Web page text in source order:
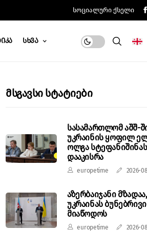
Სოციალური Ქსელი
Სხვა
Მსგავსი Სტატიები
სასამართლომ აშშ-
უკრაინის ყოფილ
ოლგა
დააკისრა
europetime 2026-
აზერბაიჯანი მზადაა,
უკრაინას
მიაწოდოს
europetime 2026-